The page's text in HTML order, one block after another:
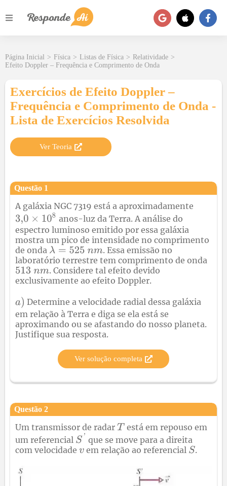
Página Inicial > Física > Listas de Física > Relatividade >
Efeito Doppler – Frequência e Comprimento de Onda
Exercícios de Efeito Doppler –
Frequência e Comprimento de Onda -
Lista de Exercícios Resolvida
Ver Teoria
Questão 1
A galáxia NGC 7319 está a aproximadamente
anos-luz da Terra. A análise do
espectro luminoso emitido por essa galáxia
mostra um pico de intensidade no comprimento
de onda
. Essa emissão no
laboratório terrestre tem comprimento de onda
. Considere tal efeito devido
exclusivamente ao efeito Doppler.
Determine a velocidade radial dessa galáxia
em relação à Terra e diga se ela está se
aproximando ou se afastando do nosso planeta.
Justifique sua resposta.
Ver solução completa
Questão 2
Um transmissor de radar
está em repouso em
um referencial
que se move para a direita
com velocidade
em relação ao referencial .